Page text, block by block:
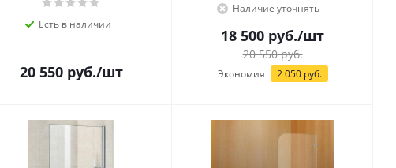
Есть в наличии
20 550 руб./шт
Наличие уточнять
18 500 руб./шт
20 550руб.
Экономия 2 050руб.